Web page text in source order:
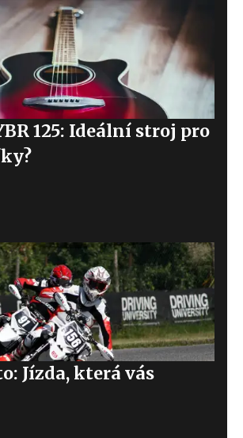
125: Ideální stroj pro
Jízda, která vás